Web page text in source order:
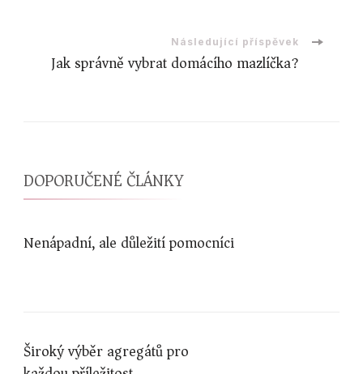
Následující příspěvek
Jak správně vybrat domácího mazlíčka?
DOPORUČENÉ ČLÁNKY
Nenápadní, ale důležití pomocníci
Široký výběr agregátů pro